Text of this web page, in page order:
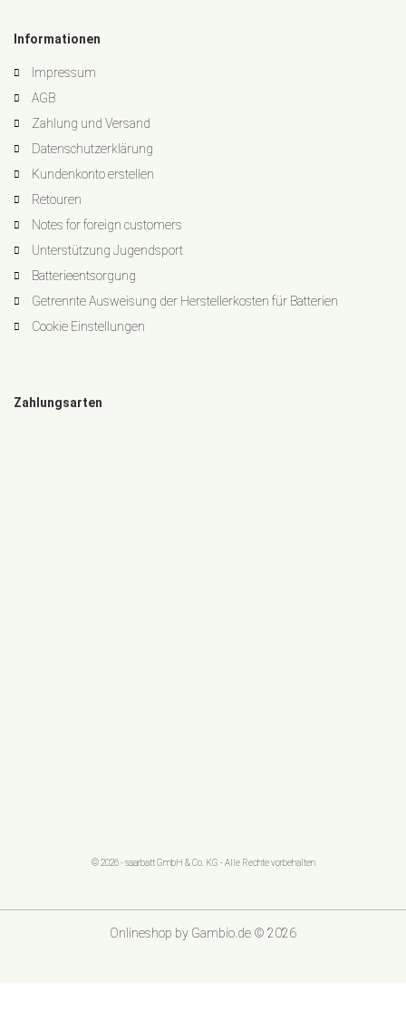
Informationen
Impressum
AGB
Zahlung und Versand
Datenschutzerklärung
Kundenkonto erstellen
Retouren
Notes for foreign customers
Unterstützung Jugendsport
Batterieentsorgung
Getrennte Ausweisung der Herstellerkosten für Batterien
Cookie Einstellungen
Zahlungsarten
© 2026 - saarbatt GmbH & Co. KG - Alle Rechte vorbehalten
Onlineshop by Gambio.de © 2026